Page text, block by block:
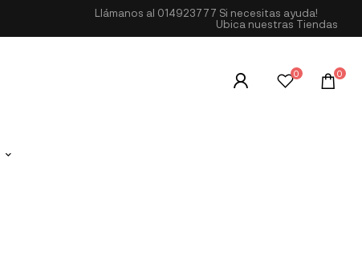
Llámanos al 014923777 Si necesitas ayuda!
Ubica nuestras Tiendas
0 0